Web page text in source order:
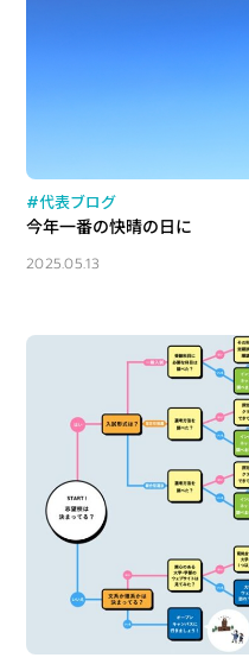
#代表ブログ
今年一番の快晴の日に
2025.05.13